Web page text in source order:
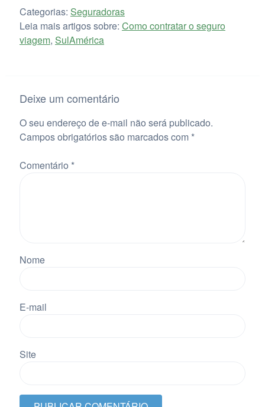
Categorias: Seguradoras
Leia mais artigos sobre: Como contratar o seguro
viagem, SulAmérica
Deixe um comentário
O seu endereço de e-mail não será publicado.
Campos obrigatórios são marcados com *
Comentário *
Nome
E-mail
Site